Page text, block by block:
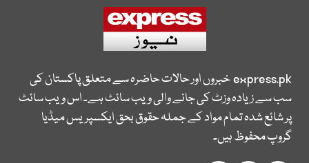
express.pkخبروں اور حالات حاضرہ سے متعلق پاکستان کی
سب سے زیادہ وزٹ کی جانے والی ویب سائٹ ہے۔ اس ویب سائٹ
پر شائع شدہ تمام مواد کے جملہ حقوق بحق ایکسپریس میڈیا
گروپ محفوظ ہیں۔